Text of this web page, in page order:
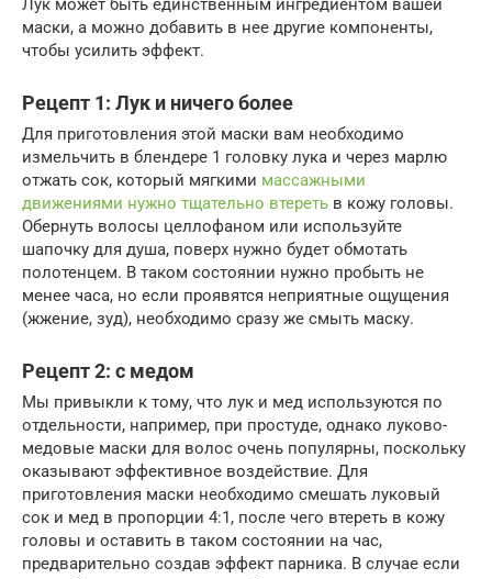
Лук может быть единственным ингредиентом вашей
маски, а можно добавить в нее другие компоненты,
чтобы усилить эффект.
Рецепт 1: Лук и ничего более
Для приготовления этой маски вам необходимо
измельчить в блендере 1 головку лука и через марлю
отжать сок, который мягкими массажными
движениями нужно тщательно втереть в кожу головы.
Обернуть волосы целлофаном или используйте
шапочку для душа, поверх нужно будет обмотать
полотенцем. В таком состоянии нужно пробыть не
менее часа, но если проявятся неприятные ощущения
(жжение, зуд), необходимо сразу же смыть маску.
Рецепт 2: с медом
Мы привыкли к тому, что лук и мед используются по
отдельности, например, при простуде, однако луково-
медовые маски для волос очень популярны, поскольку
оказывают эффективное воздействие. Для
приготовления маски необходимо смешать луковый
сок и мед в пропорции 4:1, после чего втереть в кожу
головы и оставить в таком состоянии на час,
предварительно создав эффект парника. В случае если